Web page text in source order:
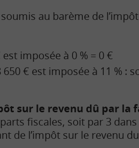
au barème de
imposée à 0 % = 0 €
€ est imposée à 11 % :
sur le revenu dû par la
fiscales, soit par 3
de l’impôt sur le revenu